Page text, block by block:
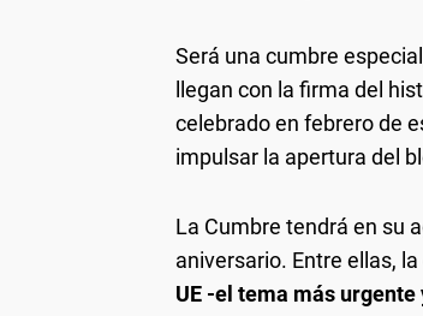
Será una cumbre
llegan con la firma del
celebrado en febrero de
impulsar la apertura del
La Cumbre tendrá en su
aniversario. Entre ellas, la
UE -el tema más